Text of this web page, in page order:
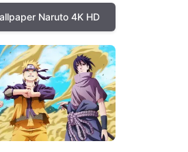
Naruto 4K HD